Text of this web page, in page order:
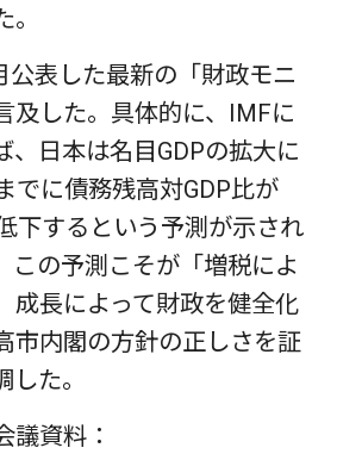
公表した最新の「財政モニ
及した。具体的に、IMFに
、日本は名目GDPの拡大に
でに債務残高対GDP比が
下するという予測が示され
この予測こそが「増税によ
成長によって財政を健全化
市内閣の方針の正しさを証
た。
議資料：